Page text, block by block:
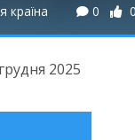
країна 0
2025